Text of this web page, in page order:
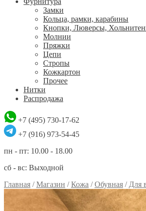
Замки
Кольца, рамки, карабины
Кнопки, Люверсы,
Молнии
Пряжки
Цепи
Стропы
Кожкартон
Прочее
Нитки
Распродажа
+7 (495) 730-17-62
+7 (916) 973-54-45
пн - пт: 10.00 - 18.00
сб - вс: Выходной
Главная /Магазин /Кожа /Обувная / Для